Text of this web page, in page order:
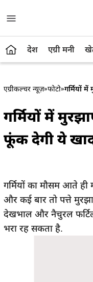
देश एग्री मनी
एग्रीकल्चर न्यूज़»फोटो»गर्मियों
गर्मियों में
फूंक देगी ये
गर्मियों का मौसम आते
और कई बार तो पत्ते
देखभाल और नैचुरल
भरा रह सकता है.